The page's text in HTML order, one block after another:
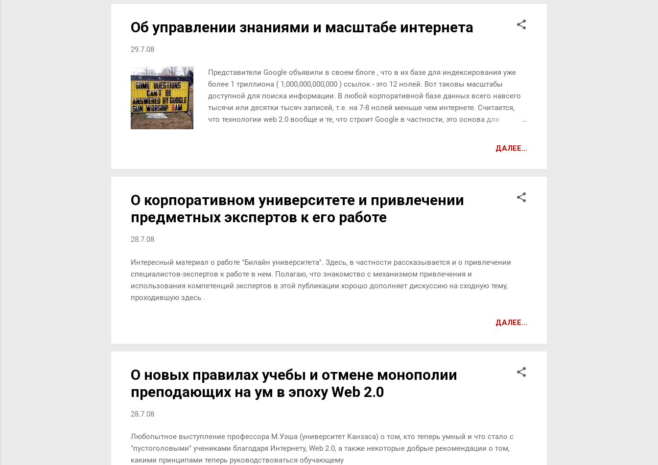
Об управлении знаниями и масштабе интернета
29.7.08
Представители Google объявили в своем блоге , что в их базе для индексирования уже
более 1 триллиона ( 1,000,000,000,000 ) ссылок - это 12 нолей. Вот таковы масштабы
доступной для поиска информации. В любой корпоративной базе данных всего навсего
тысячи или десятки тысяч записей, т.е. на 7-8 нолей меньше чем интернете. Считается,
что технологии web 2.0 вообще и те, что строит Google в частности, это основа для
расстояния, для которого подходит школьная линейка... PS Несмотря на масштабы
ДАЛЕЕ...
О корпоративном университете и привлечении
предметных экспертов к его работе
28.7.08
Интересный материал о работе "Билайн университета". Здесь, в частности рассказывается и о привлечении
специалистов-экспертов к работе в нем. Полагаю, что знакомство с механизмом привлечения и
использования компетенций экспертов в этой публикации хорошо дополняет дискуссию на сходную тему,
проходившую здесь .
ДАЛЕЕ...
О новых правилах учебы и отмене монополии
преподающих на ум в эпоху Web 2.0
28.7.08
Любопытное выступление профессора М.Уэша (университет Канзаса) о том, кто теперь умный и что стало с
"пустоголовыми" учениками благодаря Интернету, Web 2.0, а также некоторые добрые рекомендации о том,
какими принципами теперь руководствоваться обучающему